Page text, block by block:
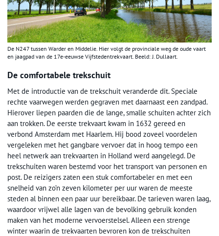
De N247 tussen Warder en Middelie. Hier volgt de provinciale weg de oude vaart
en jaagpad van de 17e-eeuwse Vijfstedentrekvaart. Beeld: J. Dullaart.
De comfortabele trekschuit
Met de introductie van de trekschuit veranderde dit. Speciale
rechte vaarwegen werden gegraven met daarnaast een zandpad.
Hierover liepen paarden die de lange, smalle schuiten achter zich
aan trokken. De eerste trekvaart kwam in 1632 gereed en
verbond Amsterdam met Haarlem. Hij bood zoveel voordelen
vergeleken met het gangbare vervoer dat in hoog tempo een
heel netwerk aan trekvaarten in Holland werd aangelegd. De
trekschuiten waren bestemd voor het transport van personen en
post. De reizigers zaten een stuk comfortabeler en met een
snelheid van zo’n zeven kilometer per uur waren de meeste
steden al binnen een paar uur bereikbaar. De tarieven waren laag,
waardoor vrijwel alle lagen van de bevolking gebruik konden
maken van het moderne vervoerstelsel. Alleen een strenge
winter waarin de trekvaarten bevroren kon de trekschuiten